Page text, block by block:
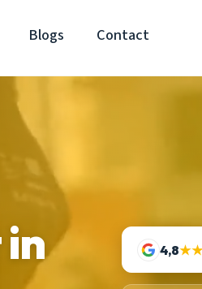
Blogs Contact
4,8